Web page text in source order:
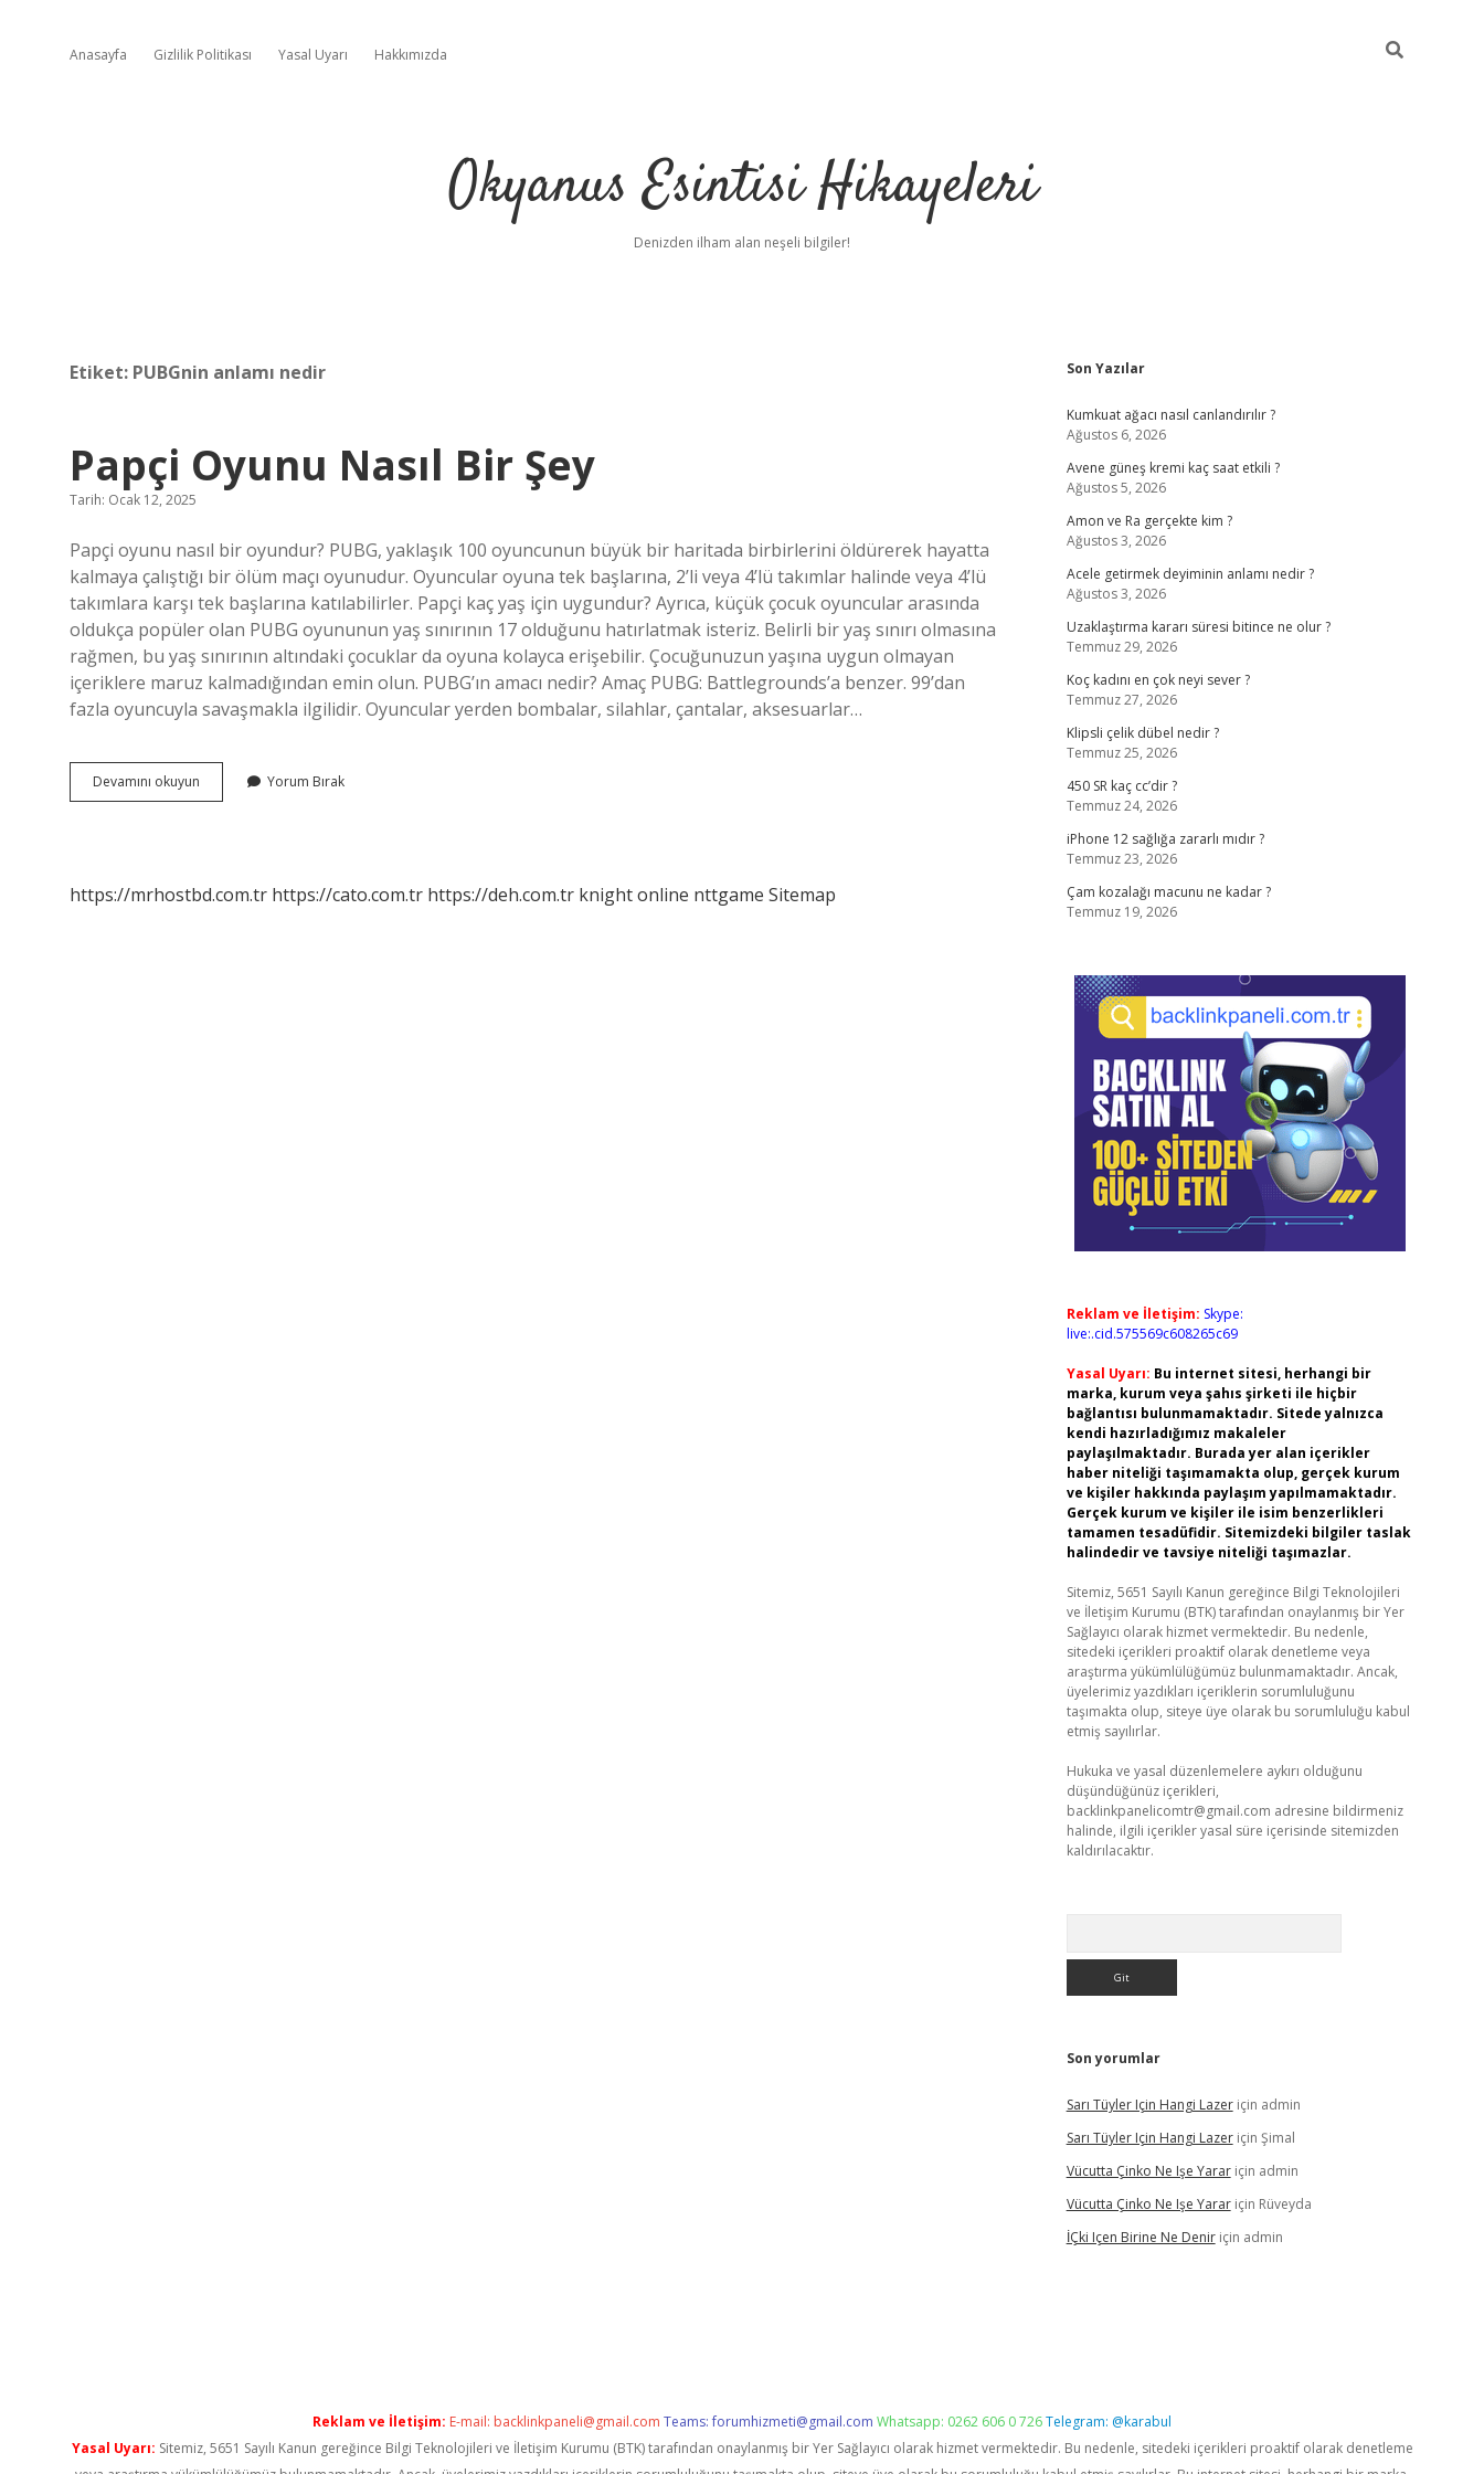
Anasayfa Gizlilik Politikası Yasal Uyarı Hakkımızda
Okyanus Esintisi Hikayeleri
Denizden ilham alan neşeli bilgiler!
Etiket: PUBGnin anlamı nedir
Papçi Oyunu Nasıl Bir Şey
Tarih: Ocak 12, 2025
Papçi oyunu nasıl bir oyundur? PUBG, yaklaşık 100 oyuncunun büyük bir haritada birbirlerini öldürerek hayatta
kalmaya çalıştığı bir ölüm maçı oyunudur. Oyuncular oyuna tek başlarına, 2’li veya 4’lü takımlar halinde veya 4’lü
takımlara karşı tek başlarına katılabilirler. Papçi kaç yaş için uygundur? Ayrıca, küçük çocuk oyuncular arasında
oldukça popüler olan PUBG oyununun yaş sınırının 17 olduğunu hatırlatmak isteriz. Belirli bir yaş sınırı olmasına
rağmen, bu yaş sınırının altındaki çocuklar da oyuna kolayca erişebilir. Çocuğunuzun yaşına uygun olmayan
içeriklere maruz kalmadığından emin olun. PUBG’ın amacı nedir? Amaç PUBG: Battlegrounds’a benzer. 99’dan
fazla oyuncuyla savaşmakla ilgilidir. Oyuncular yerden bombalar, silahlar, çantalar, aksesuarlar…
Devamını okuyun
Oyunu
Yorum Bırak
https://mrhostbd.com.tr https://cato.com.tr https://deh.com.tr knight online nttgame Sitemap
Sidebar
Son Yazılar
Kumkuat ağacı nasıl canlandırılır ?
Ağustos 6, 2026
Avene güneş kremi kaç saat etkili ?
Ağustos 5, 2026
Amon ve Ra gerçekte kim ?
Ağustos 3, 2026
Acele getirmek deyiminin anlamı nedir ?
Ağustos 3, 2026
Uzaklaştırma kararı süresi bitince ne olur ?
Temmuz 29, 2026
Koç kadını en çok neyi sever ?
Temmuz 27, 2026
Klipsli çelik dübel nedir ?
Temmuz 25, 2026
450 SR kaç cc’dir ?
Temmuz 24, 2026
iPhone 12 sağlığa zararlı mıdır ?
Temmuz 23, 2026
Çam kozalağı macunu ne kadar ?
Temmuz 19, 2026
Reklam ve İletişim: Skype:
live:.cid.575569c608265c69
Yasal Uyarı: Bu internet sitesi, herhangi bir
marka, kurum veya şahıs şirketi ile hiçbir
bağlantısı bulunmamaktadır. Sitede yalnızca
kendi hazırladığımız makaleler
paylaşılmaktadır. Burada yer alan içerikler
haber niteliği taşımamakta olup, gerçek kurum
ve kişiler hakkında paylaşım yapılmamaktadır.
Gerçek kurum ve kişiler ile isim benzerlikleri
tamamen tesadüfidir. Sitemizdeki bilgiler taslak
halindedir ve tavsiye niteliği taşımazlar.
Sitemiz, 5651 Sayılı Kanun gereğince Bilgi Teknolojileri
ve İletişim Kurumu (BTK) tarafından onaylanmış bir Yer
Sağlayıcı olarak hizmet vermektedir. Bu nedenle,
sitedeki içerikleri proaktif olarak denetleme veya
araştırma yükümlülüğümüz bulunmamaktadır. Ancak,
üyelerimiz yazdıkları içeriklerin sorumluluğunu
taşımakta olup, siteye üye olarak bu sorumluluğu kabul
etmiş sayılırlar.
Hukuka ve yasal düzenlemelere aykırı olduğunu
düşündüğünüz içerikleri,
backlinkpanelicomtr@gmail.com adresine bildirmeniz
halinde, ilgili içerikler yasal süre içerisinde sitemizden
kaldırılacaktır.
Son yorumlar
Sarı Tüyler Için Hangi Lazeriçin admin
Sarı Tüyler Için Hangi Lazeriçin Şimal
Vücutta Çinko Ne Işe Yarariçin admin
Vücutta Çinko Ne Işe Yarariçin Rüveyda
İÇki Içen Birine Ne Deniriçin admin
Reklam ve İletişim: E-mail: backlinkpaneli@gmail.com Teams:forumhizmeti@gmail.com Whatsapp: 0262 606 0 726Telegram: @karabul
Yasal Uyarı: Sitemiz, 5651 Sayılı Kanun gereğince Bilgi Teknolojileri ve İletişim Kurumu (BTK) tarafından onaylanmış bir Yer Sağlayıcı olarak hizmet vermektedir. Bu nedenle, sitedeki içerikleri proaktif olarak denetleme